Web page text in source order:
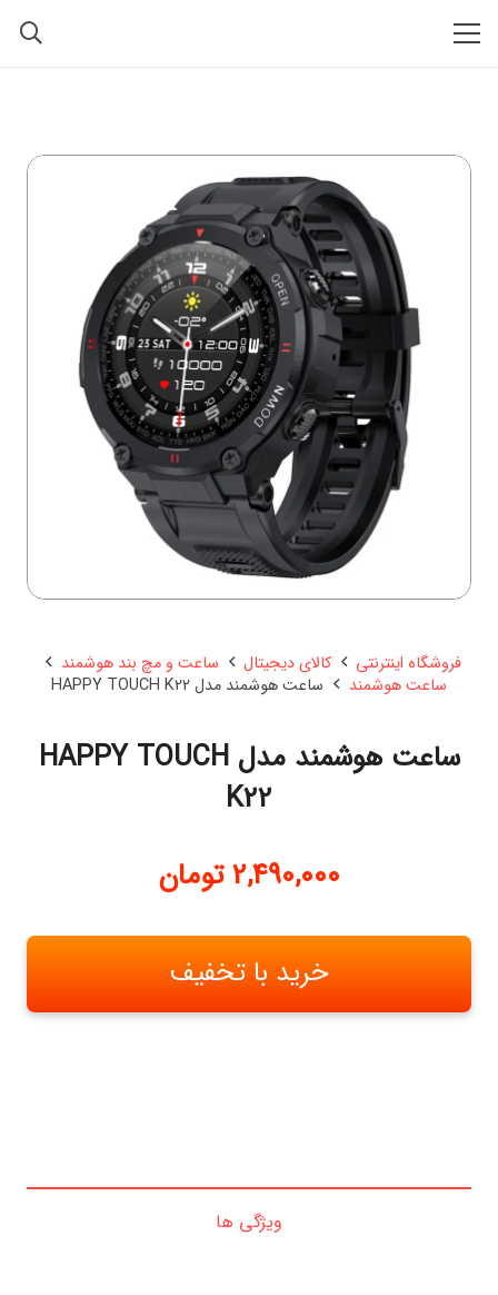
فروشگاه اینترنتی کالای دیجیتال
ساعت و مچ بند هوشمند
ساعت هوشمند
ساعت هوشمند مدل HAPPY TOUCH K22
ساعت هوشمند مدل HAPPY TOUCH
K22
2,490,000 تومان
خرید با تخفیف
ویژگی ها